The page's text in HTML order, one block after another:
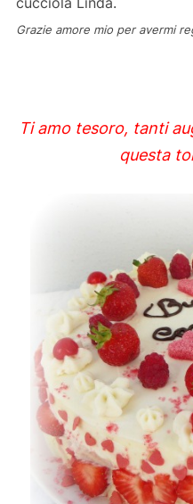
Grazie amore mio per avermi
Ti amo tesoro, tanti
questa